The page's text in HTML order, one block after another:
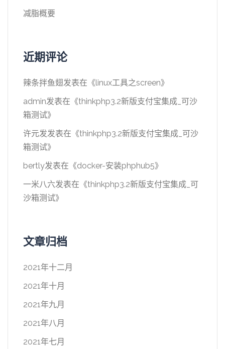
减脂概要
近期评论
辣条拌鱼翅发表在《linux工具之screen》
admin发表在《thinkphp3.2新版支付宝集成_可沙
箱测试》
许元发发表在《thinkphp3.2新版支付宝集成_可沙
箱测试》
bertly发表在《docker-安装phphub5》
一米八六发表在《thinkphp3.2新版支付宝集成_可
沙箱测试》
文章归档
2021年十二月
2021年十月
2021年九月
2021年八月
2021年七月